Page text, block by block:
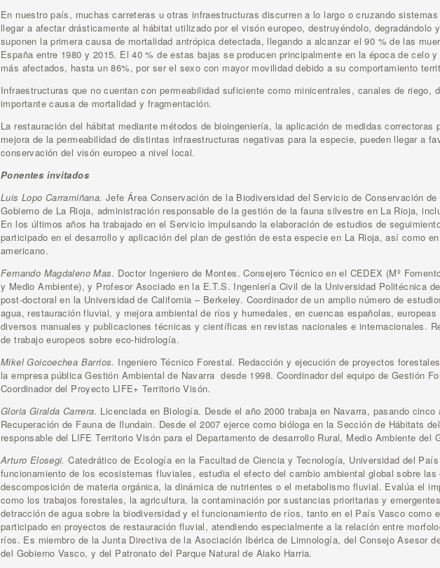
En nuestro país, muchas carreteras u otras infraestructuras discurren a lo largo o cruzando
llegar a afectar drásticamente al hábitat utilizado por el visón europeo, destruyéndolo, degradándolo
suponen la primera causa de mortalidad antrópica detectada, llegando a alcanzar el 90 % de las
España entre 1980 y 2015. El 40 % de estas bajas se producen principalmente en la época de celo
más afectados, hasta un 86%, por ser el sexo con mayor movilidad debido a su comportamiento
Infraestructuras que no cuentan con permeabilidad suficiente como minicentrales, canales de riego,
importante causa de mortalidad y fragmentación.
La restauración del hábitat mediante métodos de bioingeniería, la aplicación de medidas correctoras
mejora de la permeabilidad de distintas infraestructuras negativas para la especie, pueden llegar a
conservación del visón europeo a nivel local.
Ponentes invitados
Luis Lopo Carramiñana. Jefe Área Conservación de la Biodiversidad del Servicio de Conservación
Gobierno de La Rioja, administración responsable de la gestión de la fauna silvestre en La Rioja,
En los últimos años ha trabajado en el Servicio impulsando la elaboración de estudios de
participado en el desarrollo y aplicación del plan de gestión de esta especie en La Rioja, así como
americano.
Fernando Magdaleno Mas. Doctor Ingeniero de Montes. Consejero Técnico en el CEDEX (Mº
y Medio Ambiente), y Profesor Asociado en la E.T.S. Ingeniería Civil de la Universidad Politécnica
post-doctoral en la Universidad de California – Berkeley. Coordinador de un amplio número de
agua, restauración fluvial, y mejora ambiental de ríos y humedales, en cuencas españolas,
diversos manuales y publicaciones técnicas y científicas en revistas nacionales e internacionales.
de trabajo europeos sobre eco-hidrología.
Mikel Goicoechea Barrios. Ingeniero Técnico Forestal. Redacción y ejecución de proyectos
la empresa pública Gestión Ambiental de Navarra desde 1998. Coordinador del equipo de Gestión
Coordinador del Proyecto LIFE+ Territorio Visón.
Gloria Giralda Carrera. Licenciada en Biología. Desde el año 2000 trabaja en Navarra, pasando cinco
Recuperación de Fauna de Ilundain. Desde el 2007 ejerce como bióloga en la Sección de Hábitats
responsable del LIFE Territorio Visón para el Departamento de desarrollo Rural, Medio Ambiente del
Arturo Elosegi.Catedrático de Ecología en la Facultad de Ciencia y Tecnología, Universidad del
funcionamiento de los ecosistemas fluviales, estudia el efecto del cambio ambiental global sobre las
descomposición de materia orgánica, la dinámica de nutrientes o el metabolismo fluvial. Evalúa el
como los trabajos forestales, la agricultura, la contaminación por sustancias prioritarias y
detracción de agua sobre la biodiversidad y el funcionamiento de ríos, tanto en el País Vasco como
participado en proyectos de restauración fluvial, atendiendo especialmente a la relación entre
ríos. Es miembro de la Junta Directiva de la Asociación Ibérica de Limnología, del Consejo Asesor
del Gobierno Vasco, y del Patronato del Parque Natural de Aiako Harria.